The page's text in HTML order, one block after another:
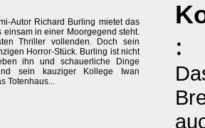
Autor Richard Burling mietet das
in einer Moorgegend steht.
Thriller vollenden. Doch sein
Horror-Stück. Burling ist nicht
ihn und schauerliche Dinge
sein kauziger Kollege Iwan
Totenhaus...
: